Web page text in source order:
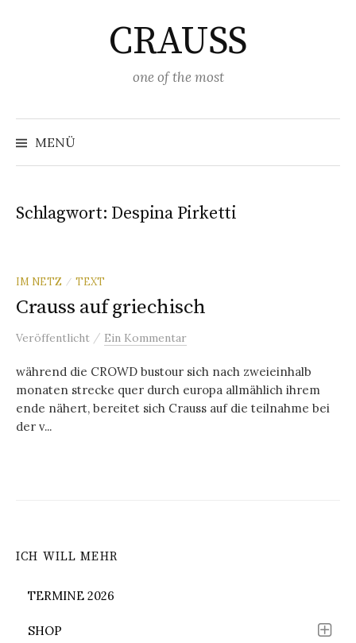
CRAUSS
one of the most
MENÜ
Suchen
Schlagwort: Despina Pirketti
IM NETZ / TEXT
Crauss auf griechisch
Veröffentlicht / Ein Kommentar
während die CROWD bustour sich nach zweieinhalb
monaten strecke quer durch europa allmählich ihrem
ende nähert, bereitet sich Crauss auf die teilnahme bei
der v...
ICH WILL MEHR
TERMINE 2026
SHOP